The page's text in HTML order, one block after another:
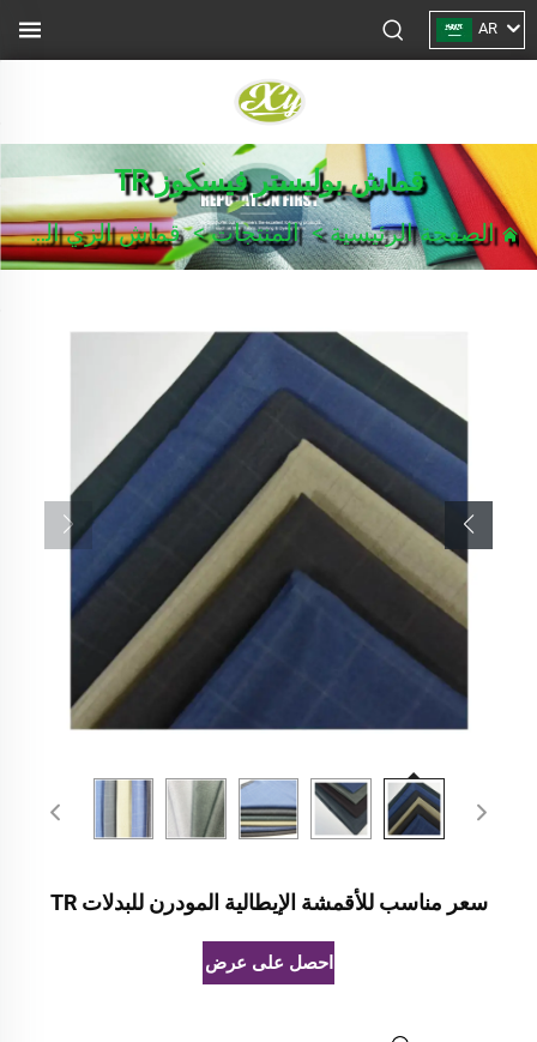
AR
قماش بوليستر فيسكوز TR
الصفحة الرئيسية>المنتجات>قماش الزي الرسمي/بدلة
سعر مناسب للأقمشة الإيطالية المودرن للبدلات TR
احصل على عرض أسعار